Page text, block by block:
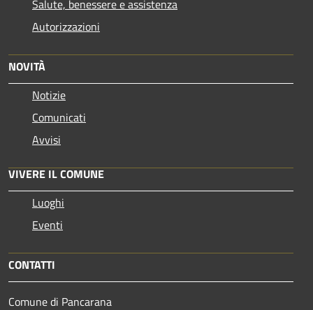
Salute, benessere e assistenza
Autorizzazioni
NOVITÀ
Notizie
Comunicati
Avvisi
VIVERE IL COMUNE
Luoghi
Eventi
CONTATTI
Comune di Pancarana